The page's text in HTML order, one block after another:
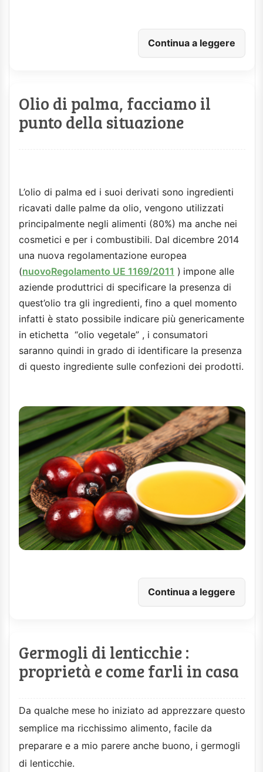
Continua a leggere
Olio di palma, facciamo il
punto della situazione
L’olio di palma ed i suoi derivati sono ingredienti
ricavati dalle palme da olio, vengono utilizzati
principalmente negli alimenti (80%) ma anche nei
cosmetici e per i combustibili. Dal dicembre 2014
una nuova regolamentazione europea
(nuovoRegolamento UE 1169/2011 ) impone alle
aziende produttrici di specificare la presenza di
quest’olio tra gli ingredienti, fino a quel momento
infatti è stato possibile indicare più genericamente
in etichetta “olio vegetale” , i consumatori
saranno quindi in grado di identificare la presenza
di questo ingrediente sulle confezioni dei prodotti.
Continua a leggere
Germogli di lenticchie :
proprietà e come farli in casa
Da qualche mese ho iniziato ad apprezzare questo
semplice ma ricchissimo alimento, facile da
preparare e a mio parere anche buono, i germogli
di lenticchie.